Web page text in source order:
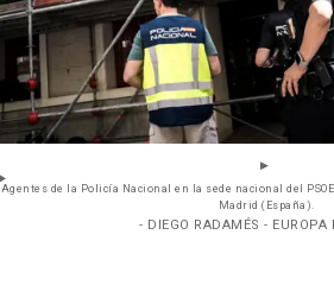
Agentes de la Policía Nacional en la sede nacional del
Madrid (España).
- DIEGO RADAMÉS - EUROPA